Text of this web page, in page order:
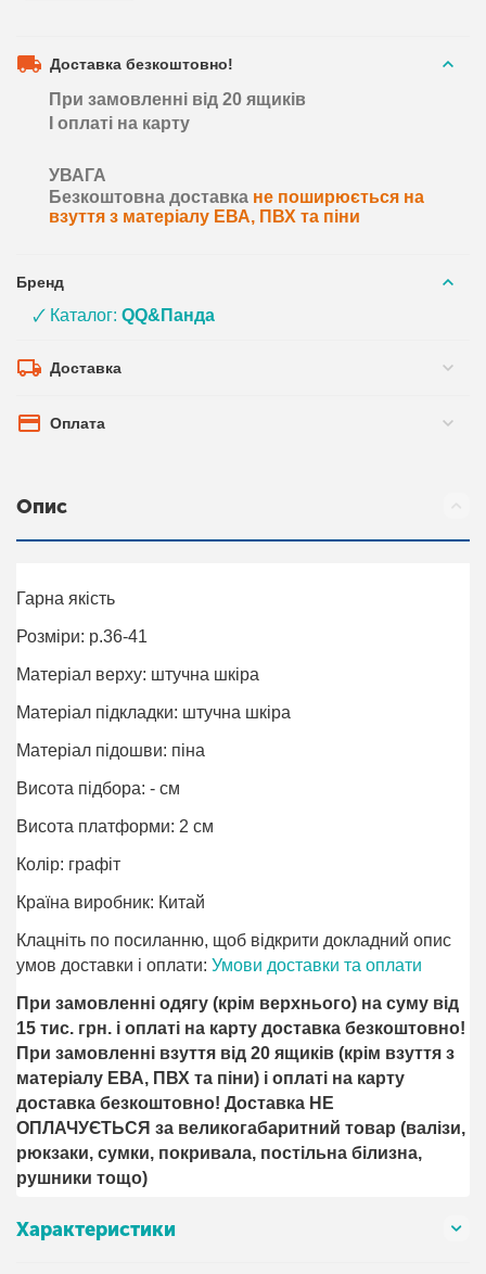
Доставка безкоштовно!
При замовленні від 20 ящиків
І оплаті на карту
УВАГА
Безкоштовна доставка не поширюється на
взуття з матеріалу ЕВА, ПВХ та піни
Бренд
🗸 Каталог:QQ&Панда
Доставка
Оплата
Опис
Гарна якість
Розміри: р.36-41
Матеріал верху: штучна шкіра
Матеріал підкладки: штучна шкіра
Матеріал підошви: піна
Висота підбора: - см
Висота платформи: 2 см
Колір: графіт
Країна виробник: Китай
Клацніть по посиланню, щоб відкрити докладний опис
умов доставки і оплати:Умови доставки та оплати
При замовленні одягу (крім верхнього) на суму від
15 тис. грн. і оплаті на карту доставка безкоштовно!
При замовленні взуття від 20 ящиків (крім взуття з
матеріалу ЕВА, ПВХ та піни) і оплаті на карту
доставка безкоштовно! Доставка НЕ ​​
ОПЛАЧУЄТЬСЯ за великогабаритний товар (валізи,
рюкзаки, сумки, покривала, постільна білизна,
рушники тощо)
Характеристики